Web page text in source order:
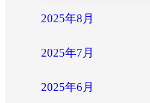
2025年8月
2025年7月
2025年6月